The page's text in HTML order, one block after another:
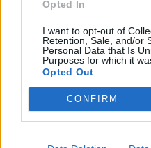
Opted In
I want to opt-out of
Retention, Sale, and/or
Personal Data that Is
Purposes for which it
Opted Out
CONFIRM
ΣΧΕΤΙΚA AΡΘΡΑ
Χανιά: Το παλιό